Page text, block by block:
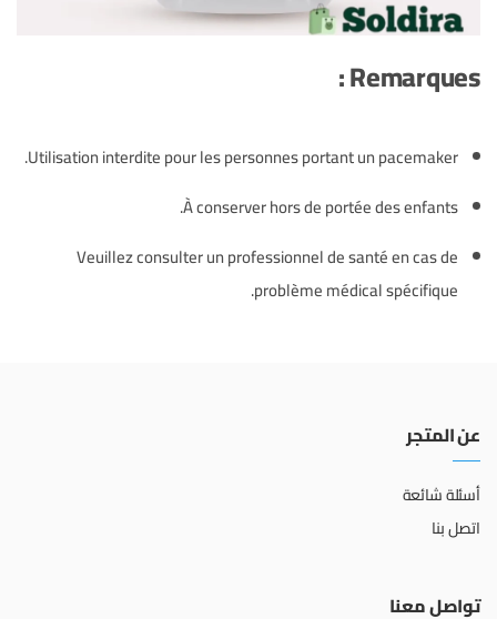
Remarques :
Utilisation interdite pour les personnes portant un pacemaker.
À conserver hors de portée des enfants.
Veuillez consulter un professionnel de santé en cas de
problème médical spécifique.
عن المتجر
أسئلة شائعة
اتصل بنا
تواصل معنا